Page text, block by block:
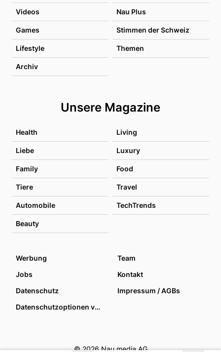
Videos Nau Plus
Games Stimmen der Schweiz
Lifestyle Themen
Archiv
Unsere Magazine
Health Living
Liebe Luxury
Family Food
Tiere Travel
Automobile TechTrends
Beauty
Werbung
Team
Jobs
Kontakt
Datenschutz
Impressum / AGBs
Datenschutzoptionen verwalten
© 2026 Nau media AG